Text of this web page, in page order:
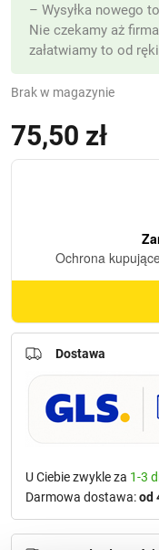
75,50 zł
Brak w magazynie
– Wysyłka nowego
Nie czekamy aż
załatwiamy to od
Dostawa
U Ciebie zwykle za 1-3
Darmowa dostawa:od